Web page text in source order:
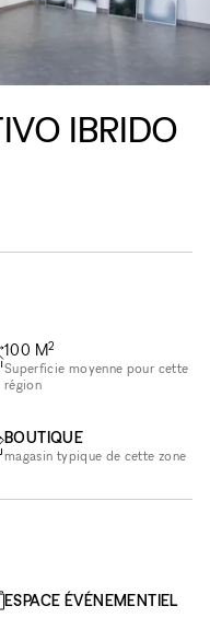
IBRIDO
100 M2
Superficie moyenne pour cette
région
BOUTIQUE
magasin typique de cette zone
ESPACE ÉVÉNEMENTIEL